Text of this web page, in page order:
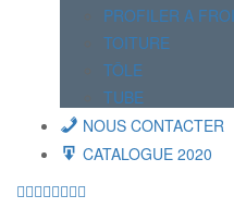
PROFILER A
TOITURE
TÔLE
TUBE
NOUS CONTACTER
CATALOGUE 2020